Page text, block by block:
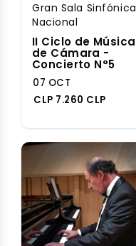
Gran Sala Sinfónica
Nacional
II Ciclo de Música
de Cámara -
Concierto N°5
07 OCT
CLP 7.260 CLP